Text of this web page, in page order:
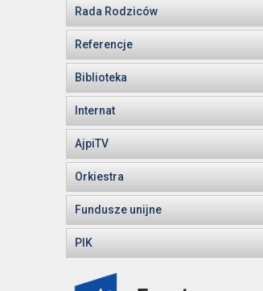
Rada Rodziców
Referencje
Biblioteka
Internat
AjpiTV
Orkiestra
Fundusze unijne
PIK